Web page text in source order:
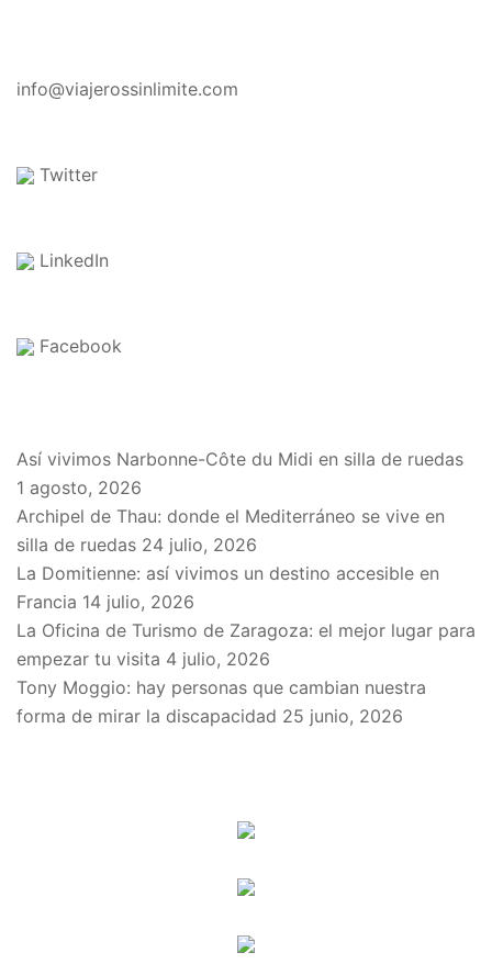
info@viajerossinlimite.com
Twitter
LinkedIn
Facebook
Así vivimos Narbonne-Côte du Midi en silla de ruedas
1 agosto, 2026
Archipel de Thau: donde el Mediterráneo se vive en
silla de ruedas 24 julio, 2026
La Domitienne: así vivimos un destino accesible en
Francia 14 julio, 2026
La Oficina de Turismo de Zaragoza: el mejor lugar para
empezar tu visita 4 julio, 2026
Tony Moggio: hay personas que cambian nuestra
forma de mirar la discapacidad 25 junio, 2026